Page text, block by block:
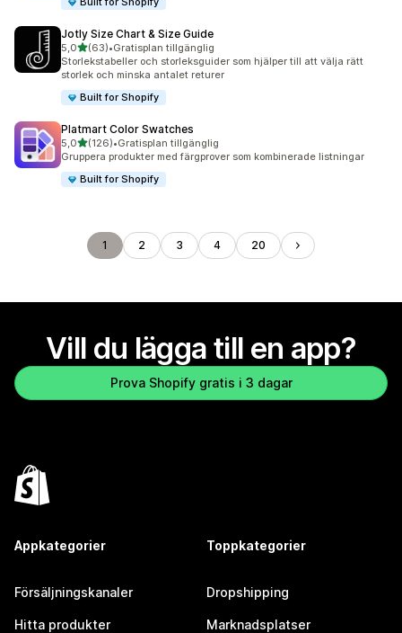
Jotly Size Chart & Size Guide
5,0av 5 stjärnor
(63)
63 recensioner totalt
•Gratisplan tillgänglig
Storlekstabeller och storleksguider som hjälper till att välja rätt
storlek och minska antalet returer
Built for Shopify
Platmart Color Swatches
5,0av 5 stjärnor
(126)
126 recensioner totalt
•Gratisplan tillgänglig
Gruppera produkter med färgprover som kombinerade listningar
Built for Shopify
1 2 3 4 20
Vill du lägga till en app?
Prova Shopify gratis i 3 dagar
Appkategorier
Försäljningskanaler
Hitta produkter
Toppkategorier
Dropshipping
Marknadsplatser